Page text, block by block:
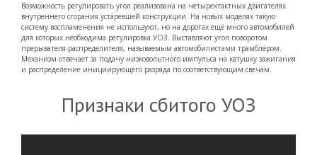
Возможность регулировать угол реализована на четырехтактных двигателях
внутреннего сгорания устаревшей конструкции. На новых моделях такую
систему воспламенения не используют, но на дорогах ещё много автомобилей
для которых необходима регулировка УОЗ. Выставляют угол поворотом
прерывателя-распределителя, называемым автомобилистами трамблёром.
Механизм отвечает за подачу низковольтного импульса на катушку зажигания
и распределение инициирующего разряда по соответствующим свечам.
Признаки сбитого УОЗ